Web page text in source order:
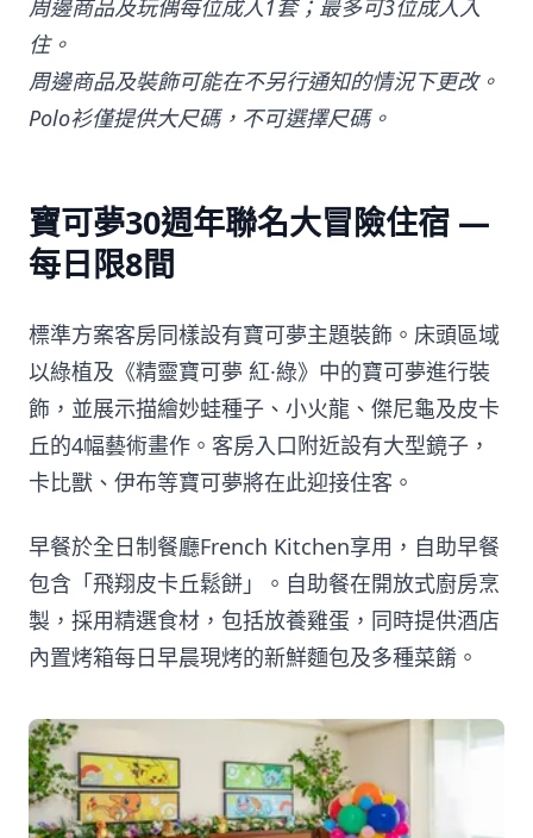
周邊商品及玩偶每位成人1套；最多可3位成人入
住。
周邊商品及裝飾可能在不另行通知的情況下更改。
Polo衫僅提供大尺碼，不可選擇尺碼。
寶可夢30週年聯名大冒險住宿 —
每日限8間
標準方案客房同樣設有寶可夢主題裝飾。床頭區域
以綠植及《精靈寶可夢 紅·綠》中的寶可夢進行裝
飾，並展示描繪妙蛙種子、小火龍、傑尼龜及皮卡
丘的4幅藝術畫作。客房入口附近設有大型鏡子，
卡比獸、伊布等寶可夢將在此迎接住客。
早餐於全日制餐廳French Kitchen享用，自助早餐
包含「飛翔皮卡丘鬆餅」。自助餐在開放式廚房烹
製，採用精選食材，包括放養雞蛋，同時提供酒店
內置烤箱每日早晨現烤的新鮮麵包及多種菜餚。